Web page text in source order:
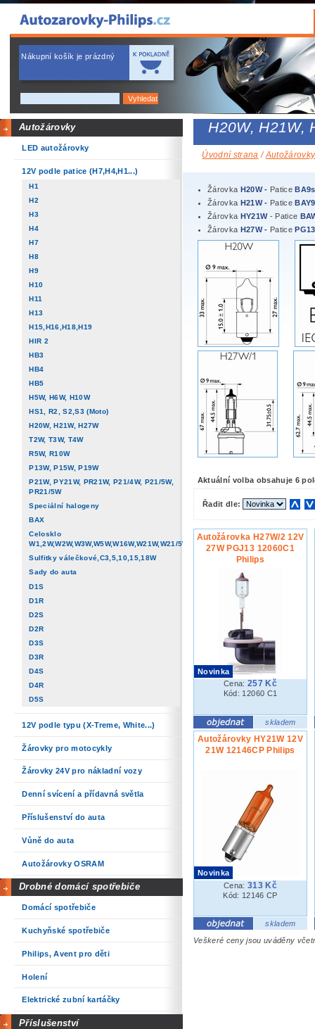
Nákupní košík je prázdný
Autožárovky
LED autožárovky
12V podle patice (H7,H4,H1...)
H1
H2
H3
H4
H7
H8
H9
H10
H11
H13
H15,H16,H18,H19
HIR 2
HB3
HB4
HB5
H5W, H6W, H10W
HS1, R2, S2,S3 (Moto)
H20W, H21W, H27W
T2W, T3W, T4W
R5W, R10W
P13W, P15W, P19W
P21W, PY21W, PR21W, P21/4W, P21/5W,
PR21/5W
Speciální halogeny
BAX
Celosklo
W1,2W,W2W,W3W,W5W,W16W,W21W,W21/5W
Sulfitky válečkové,C3,5,10,15,18W
Sady do auta
D1S
D1R
D2S
D2R
D3S
D3R
D4S
D4R
D5S
12V podle typu (X-Treme, White...)
Žárovky pro motocykly
Žárovky 24V pro nákladní vozy
Denní svícení a přídavná světla
Příslušenství do auta
Vůně do auta
Autožárovky OSRAM
Drobné domácí spotřebiče
Domácí spotřebiče
Kuchyňské spotřebiče
Philips, Avent pro děti
Holení
Elektrické zubní kartáčky
Příslušenství
H20W, H21W,
Úvodní strana /Autožárovky
Žárovka H20W - PaticeBA9s
Žárovka H21W - Patice
Žárovka HY21W- Patice
Žárovka H27W - PaticePG13
Aktuální volba obsahuje 6
Řadit dle:
Autožárovka H27W/2 12V
27W PGJ13 12060C1
Philips
Novinka
Cena: 257 Kč
Kód: 12060 C1
skladem
Autožárovky HY21W 12V
21W 12146CP Philips
Novinka
Cena: 313 Kč
Kód: 12146 CP
skladem
Veškeré ceny jsou uváděny